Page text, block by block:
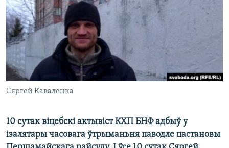
КУЛЬТУРА
КАЛЯНДАР
МОВА
НА ХВАЛЯХ СВАБОДЫ
Сяргей Каваленка
10 сутак віцебскі актывіст КХП БНФ адбыў у
ізалятары часовага ўтрыманьня паводле пастановы